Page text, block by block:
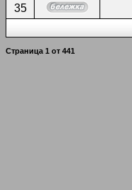
35
Страница 1 от 441